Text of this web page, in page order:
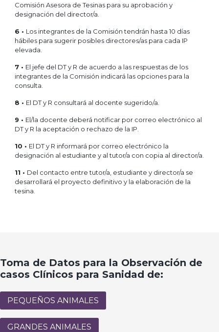
Comisión Asesora de Tesinas para su aprobación y
designación del director/a.
6 • Los integrantes de la Comisión tendrán hasta 10 días
hábiles para sugerir posibles directores/as para cada IP
elevada.
7 • El jefe del DT y R de acuerdo a las respuestas de los
integrantes de la Comisión indicará las opciones para la
consulta.
8 • El DT y R consultará al docente sugerido/a.
9 • El/la docente deberá notificar por correo electrónico al
DT y R la aceptación o rechazo de la IP.
10 • El DT y R informará por correo electrónico la
designación al estudiante y al tutor/a con copia al director/a.
11 • Del contacto entre tutor/a, estudiante y director/a se
desarrollará el proyecto definitivo y la elaboración de la
tesina.
Toma de Datos para la Observación de
casos Clínicos para Sanidad de:
PEQUEÑOS ANIMALES
GRANDES ANIMALES